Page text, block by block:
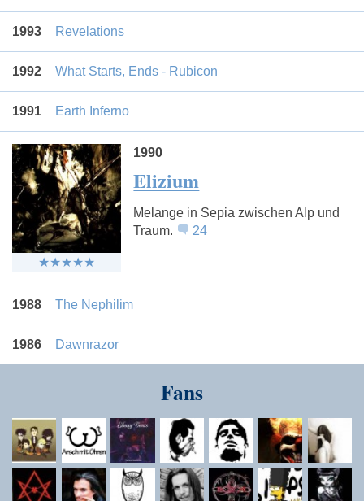
1993 Revelations
1992 What Starts, Ends - Rubicon
1991 Earth Inferno
1990
Elizium
Melange in Sepia zwischen Alp und
Traum.
24
1988 The Nephilim
1986 Dawnrazor
Fans